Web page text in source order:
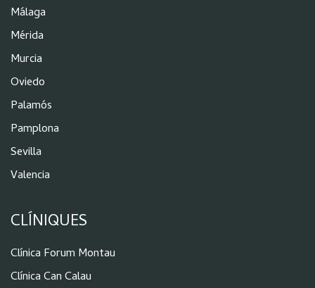
Málaga
Mérida
Murcia
Oviedo
Palamós
Pamplona
Sevilla
Valencia
CLÍNIQUES
Clínica Forum Montau
Clínica Can Calau